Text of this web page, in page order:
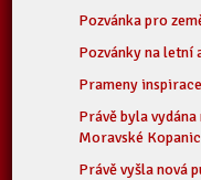
Pozvánka pro
Pozvánky na letní
Prameny
Právě byla
Moravské
Právě vyšla nová